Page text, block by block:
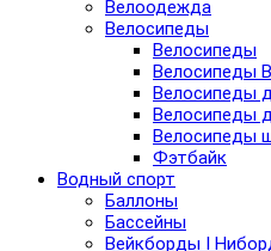
Велоодежда
Велосипеды
Велосипеды
Велосипеды
Велосипеды
Велосипеды
Велосипеды
Фэтбайк
Водный спорт
Баллоны
Бассейны
Вейкборды I